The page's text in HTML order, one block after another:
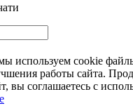
используем cookie
работы сайта.
вы соглашаетесь с